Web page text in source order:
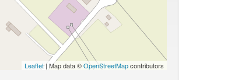
Leaflet| Map data ©OpenStreetMapcontributors